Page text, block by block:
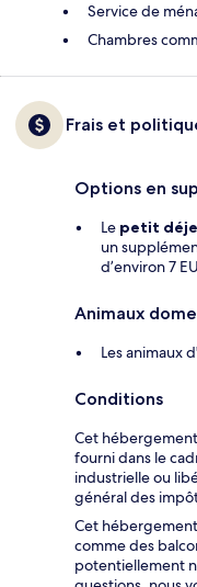
Service de
Chambres
Frais et
Options en
Le petit
un
d’environ 7
Animaux
Les animaux
Conditions
Cet
fourni dans le
industrielle ou
général des
Cet
comme des
potentiellement